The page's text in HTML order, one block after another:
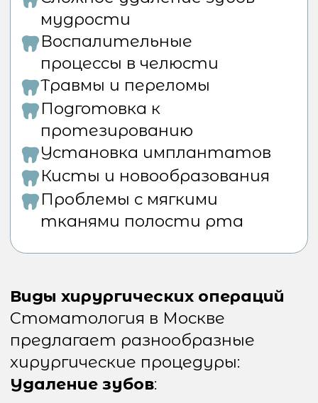
Простое удаление
Сложное удаление
ретинированных зубов
Атравматичное удаление
Имплантация:
Классическая
имплантация
Одномоментная
имплантация
Операции на мягких тканях:
Пластика уздечки
Лечение пародонтита
Удаление